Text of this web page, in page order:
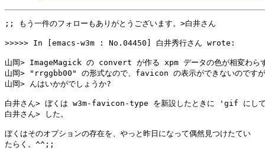
;; もう一件のフォローもありがとうございます。>白井さん
>>>>> In [emacs-w3m : No.04450] 白井秀行さん wrote:
山岡> ImageMagick の convert が作る xpm データの色が相変わら
山岡> "rrggbb00" の形式なので、favicon の表示ができないのですが
山岡> んはいかがでしょうか?
白井さん> ぼくは w3m-favicon-type を新設したときに 'gif にして
白井さん> した。
ぼくはそのオプションの存在を、やっと昨日になって偶然見つけたてい
たらく。^^;;